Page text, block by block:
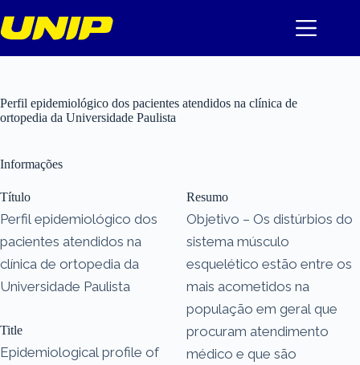
para
o
Perfil epidemiológico dos pacientes atendidos na clínica de
ortopedia da Universidade Paulista
Informações
Título
Perfil epidemiológico dos
pacientes atendidos na
clínica de ortopedia da
Universidade Paulista
Title
Epidemiological profile of
Resumo
Objetivo – Os distúrbios do
sistema músculo
esquelético estão entre os
mais acometidos na
população em geral que
procuram atendimento
médico e que são